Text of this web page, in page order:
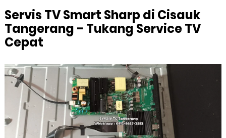
Servis TV Smart Sharp di Cisauk
Tangerang - Tukang Service TV
Cepat